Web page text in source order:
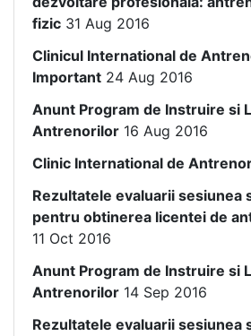
fizic 31 Aug 2016
Clinicul International de
Important 24 Aug 2016
Anunt Program de Instruire si
Antrenorilor 16 Aug 2016
Clinic International de
Rezultatele evaluarii sesiunea
pentru obtinerea licentei de
11 Oct 2016
Anunt Program de Instruire si
Antrenorilor 14 Sep 2016
Rezultatele evaluarii sesiunea